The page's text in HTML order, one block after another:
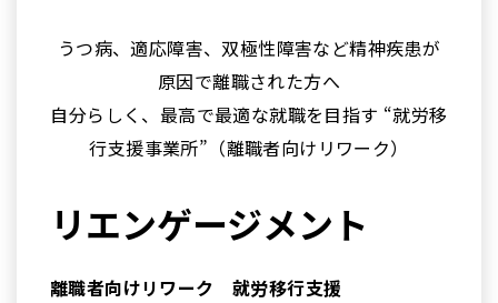
うつ病、適応障害、双極性障害など精神疾患が
原因で離職された方へ
自分らしく、最高で最適な就職を目指す “就労移
行支援事業所”（離職者向けリワーク）
リエンゲージメント
離職者向けリワーク 就労移行支援